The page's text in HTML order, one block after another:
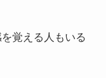
覚える人もいる